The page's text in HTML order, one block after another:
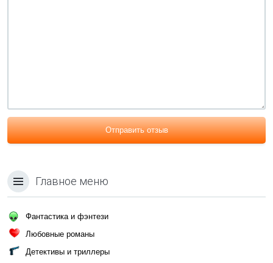
Отправить отзыв
Главное меню
Фантастика и фэнтези
Любовные романы
Детективы и триллеры